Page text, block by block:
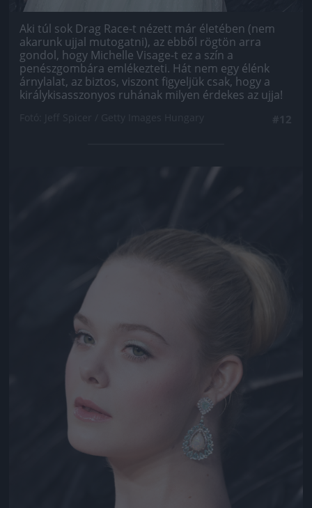
Aki túl sok Drag Race-t nézett már életében (nem
akarunk ujjal mutogatni), az ebből rögtön arra
gondol, hogy Michelle Visage-t ez a szín a
penészgombára emlékezteti. Hát nem egy élénk
árnylalat, az biztos, viszont figyeljük csak, hogy a
királykisasszonyos ruhának milyen érdekes az ujja!